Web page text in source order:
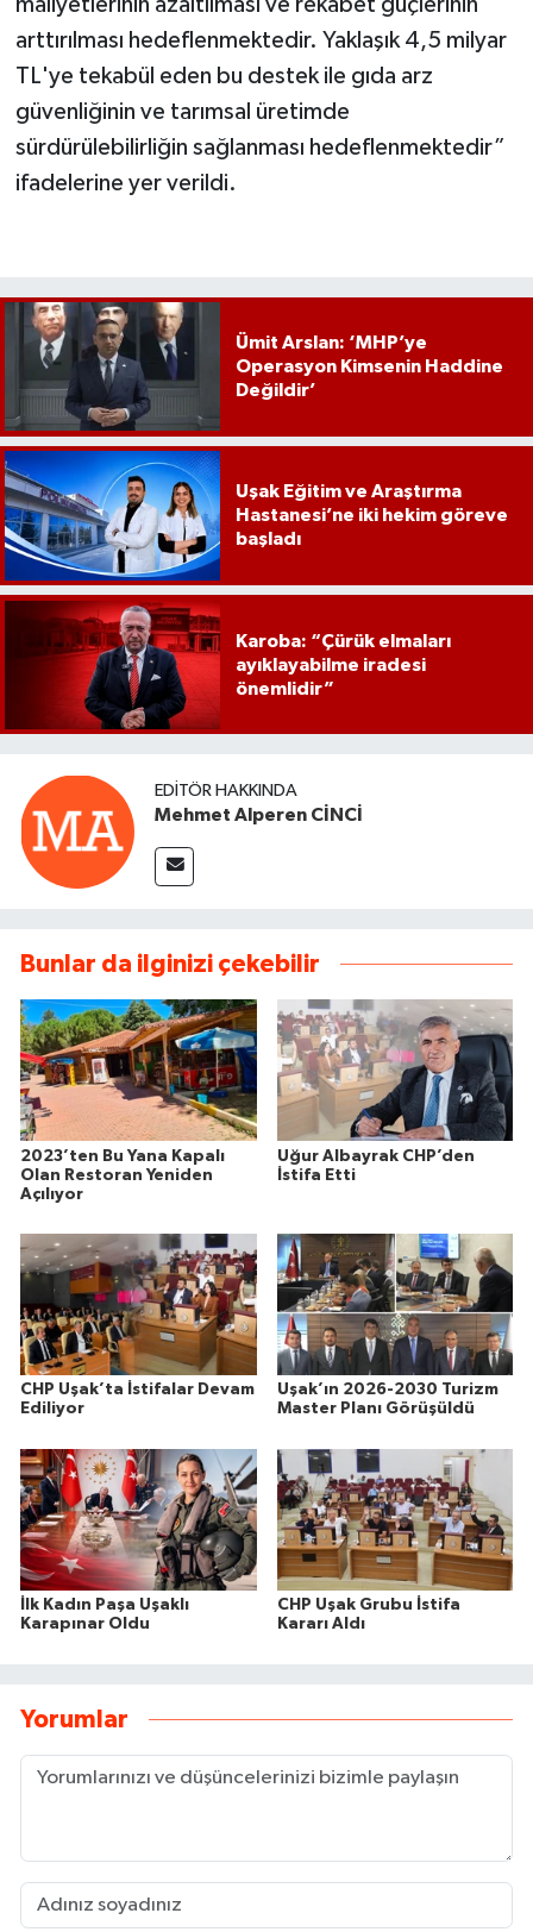
arttırılması hedeflenmektedir. Yaklaşık 4,5 milyar
TL'ye tekabül eden bu destek ile gıda arz
güvenliğinin ve tarımsal üretimde
sürdürülebilirliğin sağlanması hedeflenmektedir”
ifadelerine yer verildi.
Ümit Arslan: ‘MHP’ye
Operasyon Kimsenin Haddine
Değildir’
Uşak Eğitim ve Araştırma
Hastanesi’ne iki hekim göreve
başladı
Karoba: “Çürük elmaları
ayıklayabilme iradesi
önemlidir”
EDITÖR HAKKINDA
Mehmet Alperen CİNCİ
Bunlar da ilginizi çekebilir
2023’ten Bu Yana Kapalı
Olan Restoran Yeniden
Açılıyor
Uğur Albayrak CHP’den
İstifa Etti
CHP Uşak’ta İstifalar Devam
Ediliyor
Uşak’ın 2026-2030 Turizm
Master Planı Görüşüldü
İlk Kadın Paşa Uşaklı
Karapınar Oldu
CHP Uşak Grubu İstifa
Kararı Aldı
Yorumlar